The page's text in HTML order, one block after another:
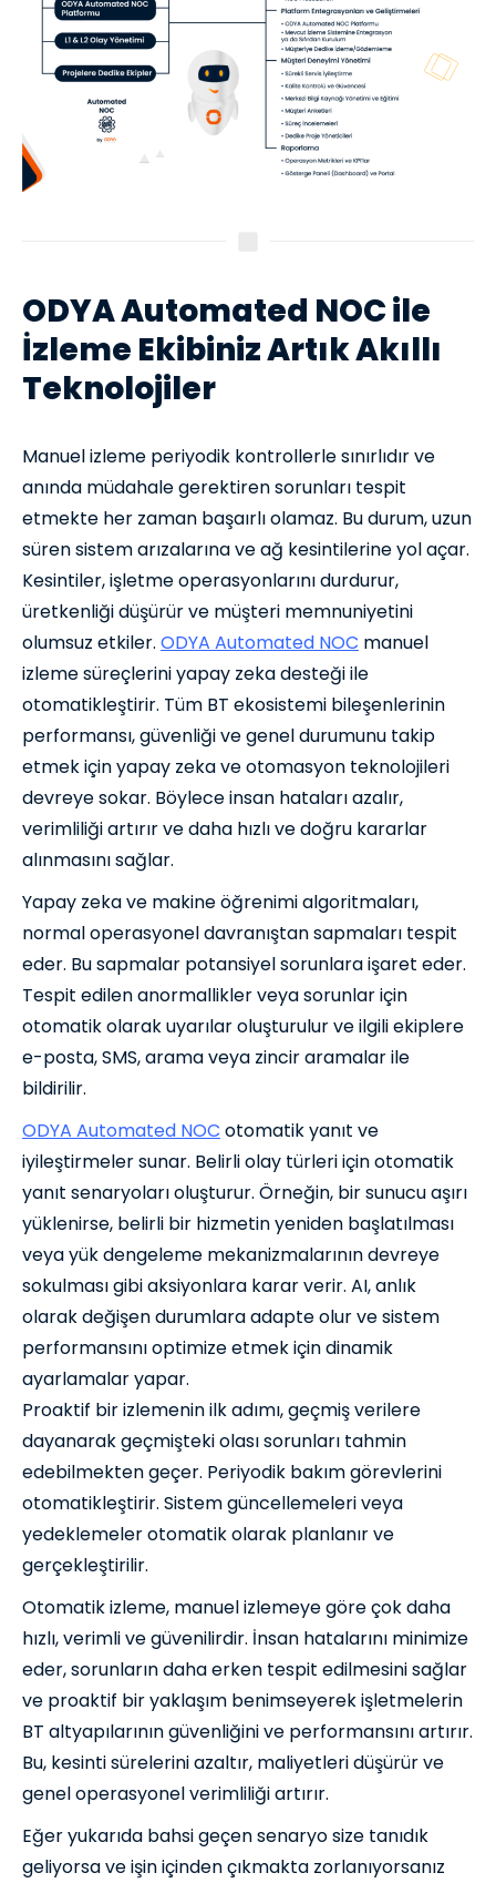
ODYA Automated NOC ile
İzleme Ekibiniz Artık Akıllı
Teknolojiler
Manuel izleme periyodik kontrollerle sınırlıdır ve
anında müdahale gerektiren sorunları tespit
etmekte her zaman başaırlı olamaz. Bu durum, uzun
süren sistem arızalarına ve ağ kesintilerine yol açar.
Kesintiler, işletme operasyonlarını durdurur,
üretkenliği düşürür ve müşteri memnuniyetini
olumsuz etkiler. ODYA Automated NOC manuel
izleme süreçlerini yapay zeka desteği ile
otomatikleştirir. Tüm BT ekosistemi bileşenlerinin
performansı, güvenliği ve genel durumunu takip
etmek için yapay zeka ve otomasyon teknolojileri
devreye sokar. Böylece insan hataları azalır,
verimliliği artırır ve daha hızlı ve doğru kararlar
alınmasını sağlar.
Yapay zeka ve makine öğrenimi algoritmaları,
normal operasyonel davranıştan sapmaları tespit
eder. Bu sapmalar potansiyel sorunlara işaret eder.
Tespit edilen anormallikler veya sorunlar için
otomatik olarak uyarılar oluşturulur ve ilgili ekiplere
e-posta, SMS, arama veya zincir aramalar ile
bildirilir.
ODYA Automated NOC otomatik yanıt ve
iyileştirmeler sunar. Belirli olay türleri için otomatik
yanıt senaryoları oluşturur. Örneğin, bir sunucu aşırı
yüklenirse, belirli bir hizmetin yeniden başlatılması
veya yük dengeleme mekanizmalarının devreye
sokulması gibi aksiyonlara karar verir. AI, anlık
olarak değişen durumlara adapte olur ve sistem
performansını optimize etmek için dinamik
ayarlamalar yapar.
Proaktif bir izlemenin ilk adımı, geçmiş verilere
dayanarak geçmişteki olası sorunları tahmin
edebilmekten geçer. Periyodik bakım görevlerini
otomatikleştirir. Sistem güncellemeleri veya
yedeklemeler otomatik olarak planlanır ve
gerçekleştirilir.
Otomatik izleme, manuel izlemeye göre çok daha
hızlı, verimli ve güvenilirdir. İnsan hatalarını minimize
eder, sorunların daha erken tespit edilmesini sağlar
ve proaktif bir yaklaşım benimseyerek işletmelerin
BT altyapılarının güvenliğini ve performansını artırır.
Bu, kesinti sürelerini azaltır, maliyetleri düşürür ve
genel operasyonel verimliliği artırır.
Eğer yukarıda bahsi geçen senaryo size tanıdık
geliyorsa ve işin içinden çıkmakta zorlanıyorsanız